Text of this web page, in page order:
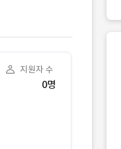
지원자 수
0명